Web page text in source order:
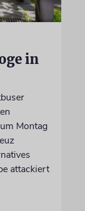
in
Montag
attackiert